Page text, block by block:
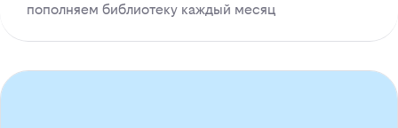
пополняем библиотеку каждый месяц